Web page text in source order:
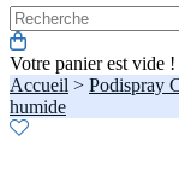
Votre panier est vide !
Accueil > Podispray
humide